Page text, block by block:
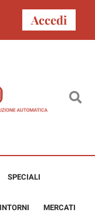
Accedi
SPECIALI
MERCATI